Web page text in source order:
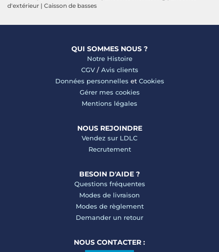
d'extérieur | Caisson de basses
QUI SOMMES NOUS ?
Notre Histoire
CGV/ Avis clients
Données personnelles et Cookies
Gérer mes cookies
Mentions légales
NOUS REJOINDRE
Vendez sur LDLC
Recrutement
BESOIN D'AIDE ?
Questions fréquentes
Modes de livraison
Modes de règlement
Demander un retour
NOUS CONTACTER :